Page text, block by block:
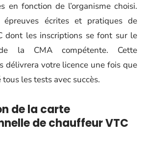
en fonction de l’organisme choisi.
écrites et pratiques de
dont les inscriptions se font sur le
la CMA compétente. Cette
délivrera votre licence une fois que
les tests avec succès.
de la carte
de chauffeur VTC